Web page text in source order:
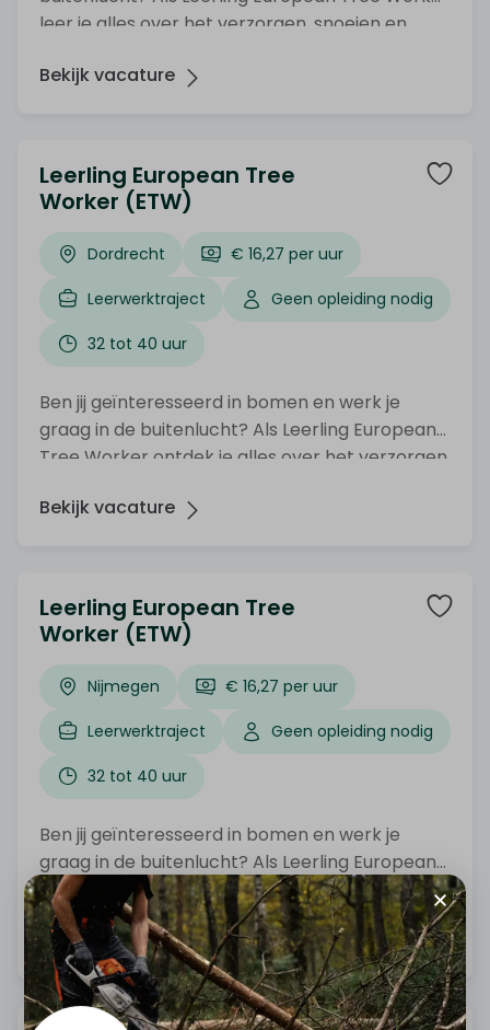
leer je alles over het verzorgen, snoeien en
met ervaren boomverzorgers en krijgt de kans
Bekijk vacature
Leerling European Tree
Worker (ETW)
Dordrecht € 16,27 per uur
Leerwerktraject Geen opleiding nodig
32 tot 40 uur
Ben jij geïnteresseerd in bomen en werk je
graag in de buitenlucht? Als Leerling European
Tree Worker ontdek je alles over het verzorgen,
samen met ervaren boomverzorgers en doet
Bekijk vacature
Leerling European Tree
Worker (ETW)
Nijmegen € 16,27 per uur
Leerwerktraject Geen opleiding nodig
32 tot 40 uur
Ben jij geïnteresseerd in bomen en werk je
graag in de buitenlucht? Als Leerling European
Tree Worker ontdek je alles over het verzorgen,
snoeien en onderhouden van bomen. Je werkt
samen met ervaren boomverzorgers en doet
waardevolle praktijkervaring op, terwijl je jouw
vaardigheden verder ontwikkelt en groeit in het
Bekijk vacature